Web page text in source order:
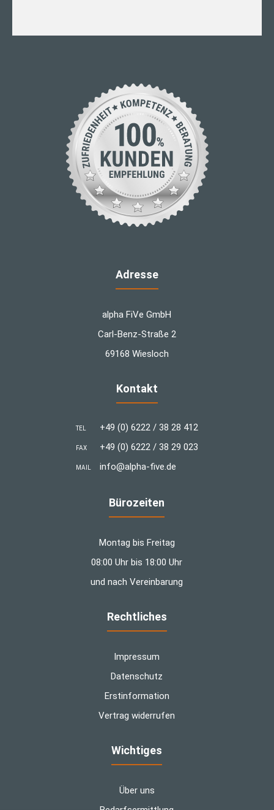
Adresse
alpha FiVe GmbH
Carl-Benz-Straße 2
69168 Wiesloch
Kontakt
TEL +49 (0) 6222 / 38 28 412
FAX +49 (0) 6222 / 38 29 023
MAIL info@alpha-five.de
Bürozeiten
Montag bis Freitag
08:00 Uhr bis 18:00 Uhr
und nach Vereinbarung
Rechtliches
Impressum
Datenschutz
Erstinformation
Vertrag widerrufen
Wichtiges
Über uns